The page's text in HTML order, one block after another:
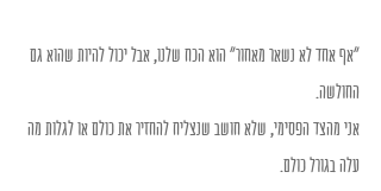
"אף אחד לא נשאר מאחור" הוא הכח שלנו, אבל יכול להיות שהוא גם
החולשה.
אני מהצד הפסימי, שלא חושב שנצליח להחזיר את כולם או לגלות מה
עלה בגורל כולם.